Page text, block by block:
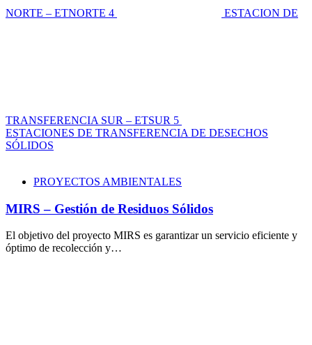
NORTE – ETNORTE 4 ESTACION DE
TRANSFERENCIA SUR – ETSUR 5
ESTACIONES DE TRANSFERENCIA DE DESECHOS
SÓLIDOS
PROYECTOS AMBIENTALES
MIRS – Gestión de Residuos Sólidos
El objetivo del proyecto MIRS es garantizar un servicio eficiente y
óptimo de recolección y…